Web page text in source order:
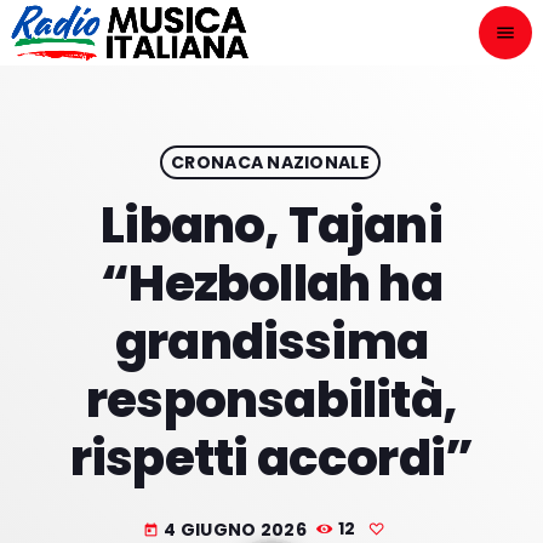
menu
HOME
NOVITÀ DISCOGRAFICHE
CRONACA NAZIONALE
Libano, Tajani
“Hezbollah ha
grandissima
responsabilità,
rispetti accordi”
today 4 GIUGNO 2026 12